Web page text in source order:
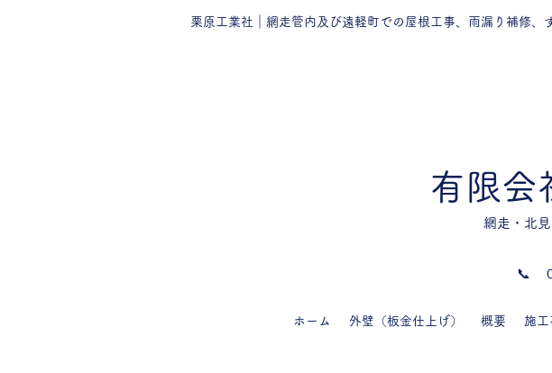
有限
網走・北
​📞
栗原工業社｜網走管内及び遠軽町での屋根工事、雨漏り補修
ホーム 外壁（板金仕上げ） 概要 施工